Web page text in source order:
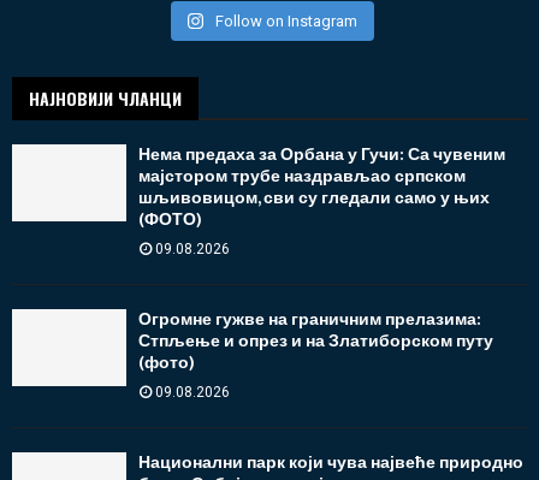
Follow on Instagram
НАЈНОВИЈИ ЧЛАНЦИ
Нема предаха за Орбана у Гучи: Са чувеним
мајстором трубе наздрављао српском
шљивовицом, сви су гледали само у њих
(ФОТО)
09.08.2026
Огромне гужве на граничним прелазима:
Стпљење и опрез и на Златиборском путу
(фото)
09.08.2026
Национални парк који чува највеће природно